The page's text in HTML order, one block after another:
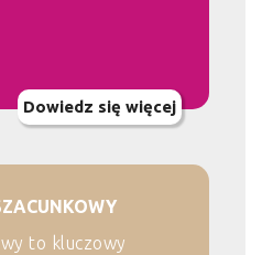
Dowiedz się więcej
to kluczowy